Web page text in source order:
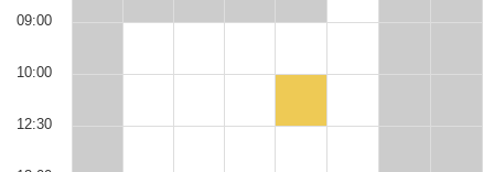
09:00
10:00
12:30